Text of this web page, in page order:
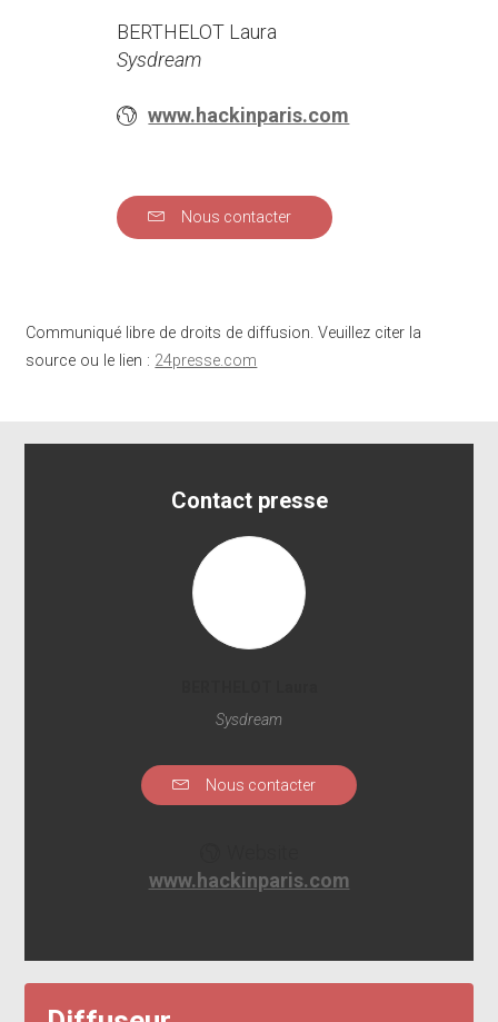
BERTHELOT Laura
Sysdream
www.hackinparis.com
Nous contacter
Communiqué libre de droits de diffusion. Veuillez citer la
source ou le lien : 24presse.com
Contact presse
Sysdream
Nous contacter
www.hackinparis.com